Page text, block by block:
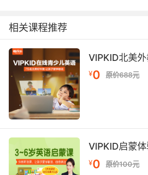
6. We have breakfast
children, study programs to
我们有黑人儿童早餐计划 有学习
的思想
7. A program that allows a
control of a computer and
这种程序可以让黑客 控制别人的
一程序
相关课程推荐
VIPKID北美
¥0 原价688元
VIPKID启蒙
¥0 原价100元